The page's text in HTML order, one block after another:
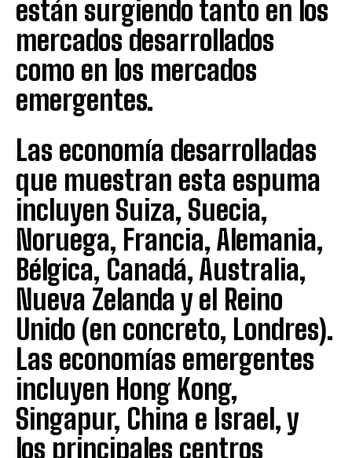
están surgiendo tanto en los
mercados desarrollados
como en los mercados
emergentes.
Las economía desarrolladas
que muestran esta espuma
incluyen Suiza, Suecia,
Noruega, Francia, Alemania,
Bélgica, Canadá, Australia,
Nueva Zelanda y el Reino
Unido (en concreto, Londres).
Las economías emergentes
incluyen Hong Kong,
Singapur, China e Israel, y
los principales centros